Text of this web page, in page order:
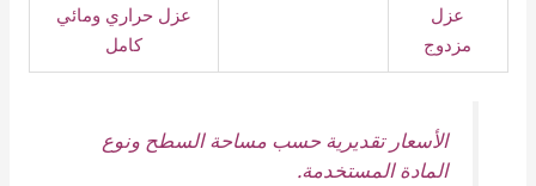
عزل
مزدوج
عزل حراري ومائي
كامل
الأسعار تقديرية حسب مساحة السطح ونوع
المادة المستخدمة.